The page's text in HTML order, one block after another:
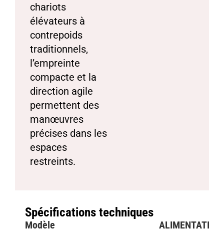
chariots
élévateurs à
contrepoids
traditionnels,
l’empreinte
compacte et la
direction agile
permettent des
manœuvres
précises dans les
espaces
restreints.
Spécifications techniques
Modèle ALIMENTATION